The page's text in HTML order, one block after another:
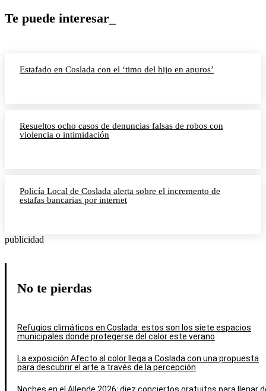
Te puede interesar_
Estafado en Coslada con el ‘timo del hijo en apuros’
Resueltos ocho casos de denuncias falsas de robos con
violencia o intimidación
Policía Local de Coslada alerta sobre el incremento de
estafas bancarias por internet
publicidad
No te pierdas
Refugios climáticos en Coslada: estos son los siete espacios
municipales donde protegerse del calor este verano
La exposición Afecto al color llega a Coslada con una propuesta
para descubrir el arte a través de la percepción